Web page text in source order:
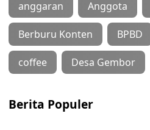
anggaran Anggota
Berburu Konten BPBD
coffee Desa Gembor
Berita Populer